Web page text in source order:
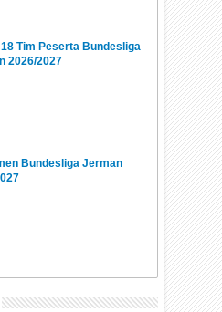
Tim Peserta Bundesliga
2026/2027
Bundesliga Jerman